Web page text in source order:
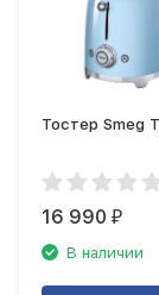
Тостер Smeg
16 990₽
В наличии